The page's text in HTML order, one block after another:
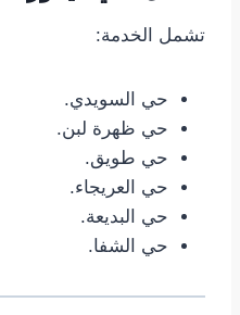
تشمل الخدمة:
حي السويدي.
حي ظهرة لبن.
حي طويق.
حي العريجاء.
حي البديعة.
حي الشفا.